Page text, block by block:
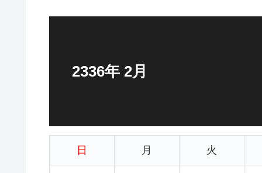
2336年 2月
日 月 火